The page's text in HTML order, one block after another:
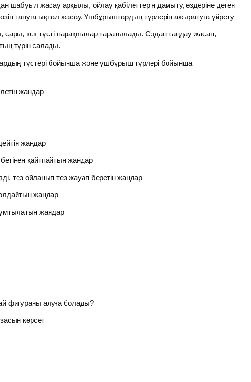
шабуыл жасау арқылы, ойлау қабілеттерін дамыту, өздеріне деген
тануға ықпал жасау. Үшбұрыштардың түрлерін ажыратуға үйрету.
көк түсті парақшалар таратылады. Содан таңдау жасап,
түрін салады.
түстері бойынша және үшбұрыш түрлері бойынша
жандар
жандар
бетінен қайтпайтын жандар
тез ойланып тез жауап беретін жандар
жандар
жандар
фигураны алуға болады?
көрсет